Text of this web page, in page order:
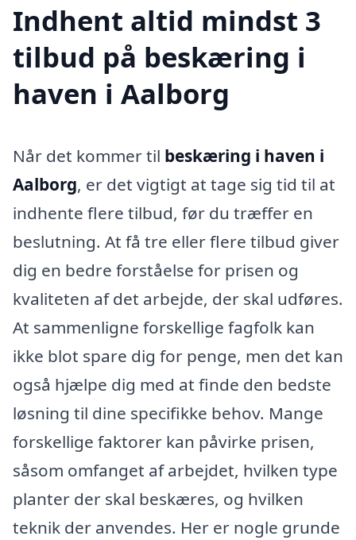
Indhent altid mindst 3
tilbud på beskæring i
haven i Aalborg
Når det kommer til beskæring i haven i
Aalborg, er det vigtigt at tage sig tid til at
indhente flere tilbud, før du træffer en
beslutning. At få tre eller flere tilbud giver
dig en bedre forståelse for prisen og
kvaliteten af det arbejde, der skal udføres.
At sammenligne forskellige fagfolk kan
ikke blot spare dig for penge, men det kan
også hjælpe dig med at finde den bedste
løsning til dine specifikke behov. Mange
forskellige faktorer kan påvirke prisen,
såsom omfanget af arbejdet, hvilken type
planter der skal beskæres, og hvilken
teknik der anvendes. Her er nogle grunde